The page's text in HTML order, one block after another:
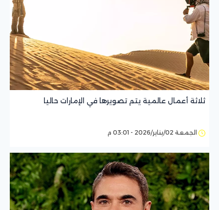
ثلاثة أعمال عالمية يتم تصويرها في الإمارات حاليا
الجمعة 02/يناير/2026 - 03:01 م